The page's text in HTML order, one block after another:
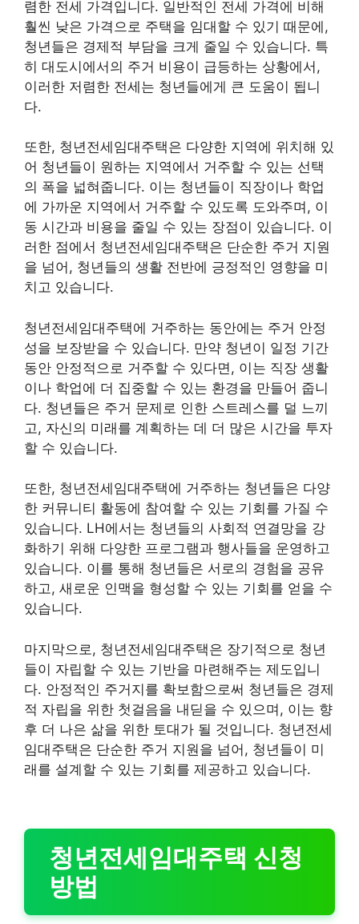
렴한 전세 가격입니다. 일반적인 전세 가격에 비해
훨씬 낮은 가격으로 주택을 임대할 수 있기 때문에,
청년들은 경제적 부담을 크게 줄일 수 있습니다. 특
히 대도시에서의 주거 비용이 급등하는 상황에서,
이러한 저렴한 전세는 청년들에게 큰 도움이 됩니
다.
또한, 청년전세임대주택은 다양한 지역에 위치해 있
어 청년들이 원하는 지역에서 거주할 수 있는 선택
의 폭을 넓혀줍니다. 이는 청년들이 직장이나 학업
에 가까운 지역에서 거주할 수 있도록 도와주며, 이
동 시간과 비용을 줄일 수 있는 장점이 있습니다. 이
러한 점에서 청년전세임대주택은 단순한 주거 지원
을 넘어, 청년들의 생활 전반에 긍정적인 영향을 미
치고 있습니다.
청년전세임대주택에 거주하는 동안에는 주거 안정
성을 보장받을 수 있습니다. 만약 청년이 일정 기간
동안 안정적으로 거주할 수 있다면, 이는 직장 생활
이나 학업에 더 집중할 수 있는 환경을 만들어 줍니
다. 청년들은 주거 문제로 인한 스트레스를 덜 느끼
고, 자신의 미래를 계획하는 데 더 많은 시간을 투자
할 수 있습니다.
또한, 청년전세임대주택에 거주하는 청년들은 다양
한 커뮤니티 활동에 참여할 수 있는 기회를 가질 수
있습니다. LH에서는 청년들의 사회적 연결망을 강
화하기 위해 다양한 프로그램과 행사들을 운영하고
있습니다. 이를 통해 청년들은 서로의 경험을 공유
하고, 새로운 인맥을 형성할 수 있는 기회를 얻을 수
있습니다.
마지막으로, 청년전세임대주택은 장기적으로 청년
들이 자립할 수 있는 기반을 마련해주는 제도입니
다. 안정적인 주거지를 확보함으로써 청년들은 경제
적 자립을 위한 첫걸음을 내딛을 수 있으며, 이는 향
후 더 나은 삶을 위한 토대가 될 것입니다. 청년전세
임대주택은 단순한 주거 지원을 넘어, 청년들이 미
래를 설계할 수 있는 기회를 제공하고 있습니다.
청년전세임대주택 신청
방법